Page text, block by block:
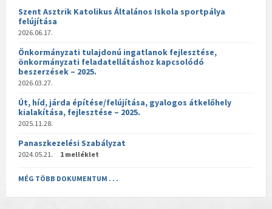
Szent Asztrik Katolikus Általános Iskola sportpálya
felújítása
2026.06.17.
Önkormányzati tulajdonú ingatlanok fejlesztése,
önkormányzati feladatellátáshoz kapcsolódó
beszerzések – 2025.
2026.03.27.
Út, híd, járda építése/felújítása, gyalogos átkelőhely
kialakítása, fejlesztése – 2025.
2025.11.28.
Panaszkezelési Szabályzat
2024.05.21. 1 melléklet
MÉG TÖBB DOKUMENTUM . . .